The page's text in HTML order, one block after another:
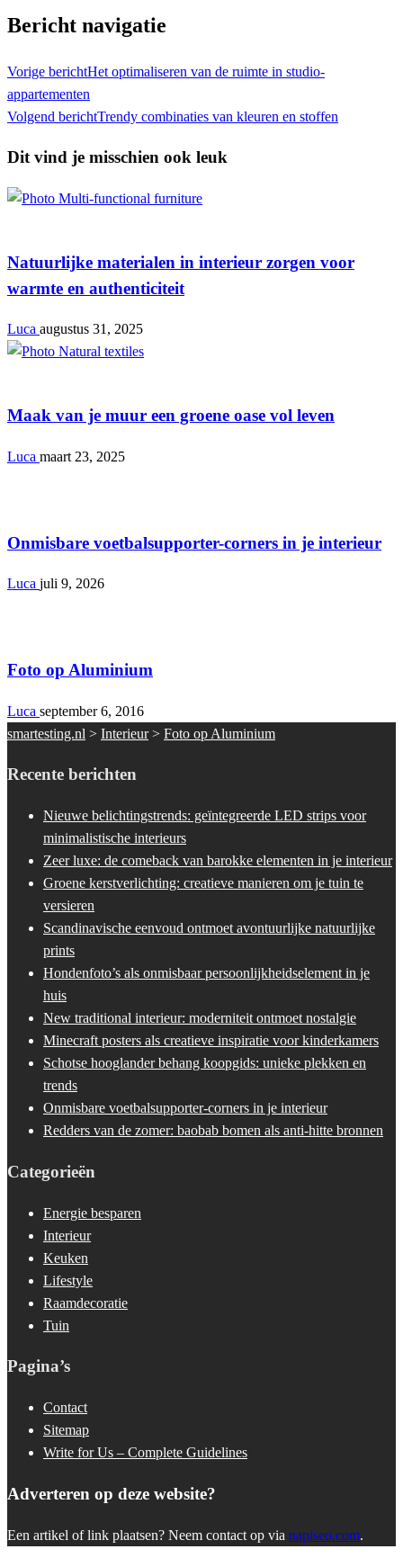
Bericht navigatie
Vorige berichtHet optimaliseren van de ruimte in studio-
appartementen
Volgend berichtTrendy combinaties van kleuren en stoffen
Dit vind je misschien ook leuk
Natuurlijke materialen in interieur zorgen voor
warmte en authenticiteit
Luca augustus 31, 2025
Maak van je muur een groene oase vol leven
Luca maart 23, 2025
Onmisbare voetbalsupporter-corners in je interieur
Luca juli 9, 2026
Foto op Aluminium
Luca september 6, 2016
smartesting.nl > Interieur> Foto op Aluminium
Recente berichten
Nieuwe belichtingstrends: geïntegreerde LED strips voor
minimalistische interieurs
Zeer luxe: de comeback van barokke elementen in je interieur
Groene kerstverlichting: creatieve manieren om je tuin te
versieren
Scandinavische eenvoud ontmoet avontuurlijke natuurlijke
prints
Hondenfoto’s als onmisbaar persoonlijkheidselement in je
huis
New traditional interieur: moderniteit ontmoet nostalgie
Minecraft posters als creatieve inspiratie voor kinderkamers
Schotse hooglander behang koopgids: unieke plekken en
trends
Onmisbare voetbalsupporter-corners in je interieur
Redders van de zomer: baobab bomen als anti-hitte bronnen
Categorieën
Energie besparen
Interieur
Keuken
Lifestyle
Raamdecoratie
Tuin
Pagina’s
Contact
Sitemap
Write for Us – Complete Guidelines
Adverteren op deze website?
Een artikel of link plaatsen? Neem contact op via napiseo.com.